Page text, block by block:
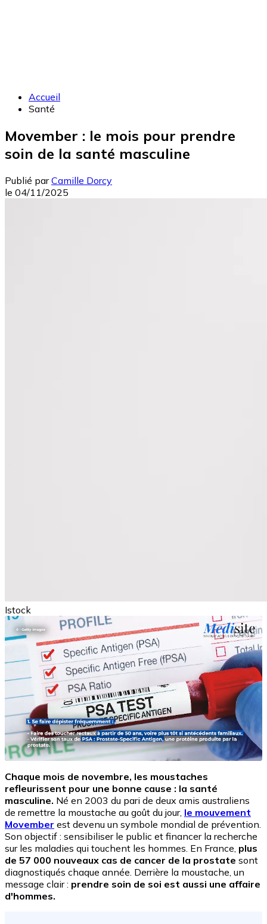
Accueil
Santé
Movember : le mois pour prendre
soin de la santé masculine
Publié par Camille Dorcy
le 04/11/2025
Istock
Chaque mois de novembre, les moustaches
refleurissent pour une bonne cause : la santé
masculine. Né en 2003 du pari de deux amis australiens
de remettre la moustache au goût du jour, le mouvement
Movember est devenu un symbole mondial de prévention.
Son objectif : sensibiliser le public et financer la recherche
sur les maladies qui touchent les hommes. En France, plus
de 57 000 nouveaux cas de cancer de la prostate sont
diagnostiqués chaque année. Derrière la moustache, un
message clair : prendre soin de soi est aussi une affaire
d'hommes.